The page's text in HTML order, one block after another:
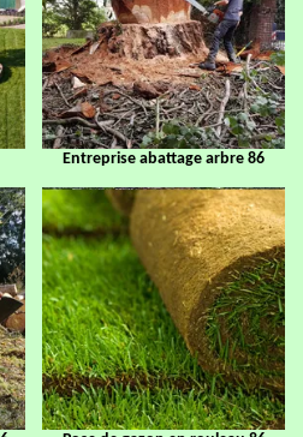
Entreprise abattage arbre 86